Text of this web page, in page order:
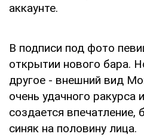
аккаунте.
В подписи под фото
открытии нового бара.
другое - внешний вид
очень удачного ракурса
создается впечатление,
синяк на половину лица.